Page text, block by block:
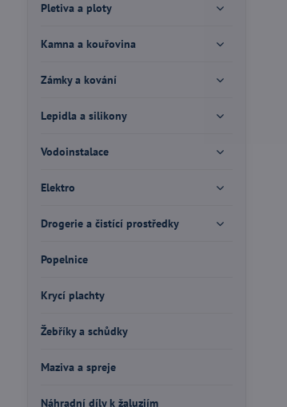
Pletiva a ploty
Kamna a kouřovina
Zámky a kování
Lepidla a silikony
Vodoinstalace
Elektro
Drogerie a čistící prostředky
Popelnice
Krycí plachty
Žebříky a schůdky
Maziva a spreje
Náhradní díly k žaluziím